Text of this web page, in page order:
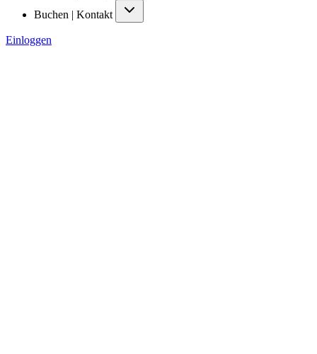
Buchen | Kontakt
Einloggen